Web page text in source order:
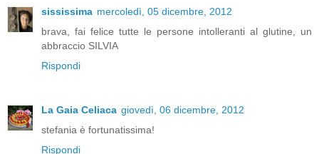
sississima mercoledì, 05 dicembre, 2012
brava, fai felice tutte le persone intolleranti al glutine, un
abbraccio SILVIA
Rispondi
La Gaia Celiaca giovedì, 06 dicembre, 2012
stefania è fortunatissima!
Rispondi